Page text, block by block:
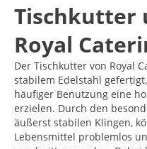
Tischkutter
Royal
Der Tischkutter von Royal
stabilem Edelstahl
häufiger Benutzung eine
erzielen. Durch den
äußerst stabilen Klingen,
Lebensmittel problemlos